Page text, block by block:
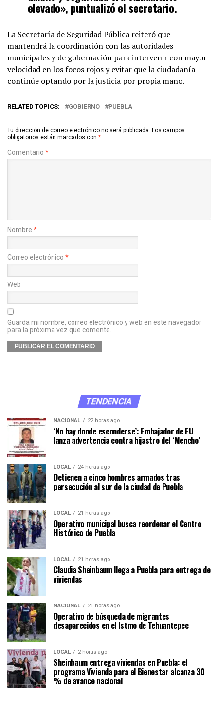
elevado», puntualizó el secretario.
La Secretaría de Seguridad Pública reiteró que
mantendrá la coordinación con las autoridades
municipales y de gobernación para intervenir con mayor
velocidad en los focos rojos y evitar que la ciudadanía
continúe optando por la justicia por propia mano.
RELATED TOPICS: GOBIERNO PUEBLA
Tu dirección de correo electrónico no será publicada. Los campos
obligatorios están marcados con *
Comentario *
Nombre *
Correo electrónico *
Web
Guarda mi nombre, correo electrónico y web en este navegador
para la próxima vez que comente.
TENDENCIA
NACIONAL 22 horas ago
‘No hay donde esconderse’: Embajador de EU
lanza advertencia contra hijastro del ‘Mencho’
LOCAL 24 horas ago
Detienen a cinco hombres armados tras
persecución al sur de la ciudad de Puebla
LOCAL 21 horas ago
Operativo municipal busca reordenar el Centro
Histórico de Puebla
LOCAL 21 horas ago
Claudia Sheinbaum llega a Puebla para entrega de
viviendas
NACIONAL 21 horas ago
Operativo de búsqueda de migrantes
desaparecidos en el Istmo de Tehuantepec
LOCAL 2 horas ago
Sheinbaum entrega viviendas en Puebla: el
programa Vivienda para el Bienestar alcanza 30
% de avance nacional